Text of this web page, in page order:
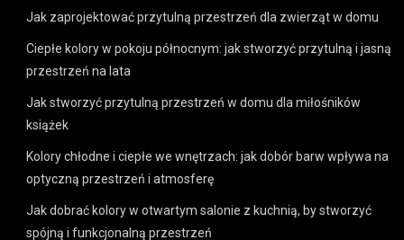
Jak zaprojektować przytulną przestrzeń dla zwierząt w domu
Ciepłe kolory w pokoju północnym: jak stworzyć przytulną i jasną
przestrzeń na lata
Jak stworzyć przytulną przestrzeń w domu dla miłośników
książek
Kolory chłodne i ciepłe we wnętrzach: jak dobór barw wpływa na
optyczną przestrzeń i atmosferę
Jak dobrać kolory w otwartym salonie z kuchnią, by stworzyć
spójną i funkcjonalną przestrzeń